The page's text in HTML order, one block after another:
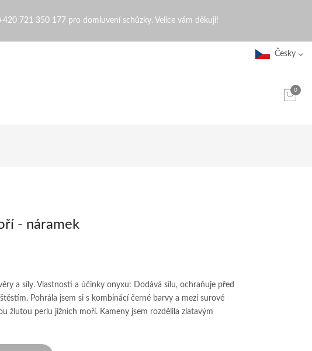
721 350 177 pro domluvení schůzky. Velice vám děkuji!
Česky
0
- náramek
a síly. Vlastnosti a účinky onyxu: Dodává sílu, ochraňuje před
Pohrála jsem si s kombinácí černé barvy a mezi surové
žlutou perlu jížních moří. Kameny jsem rozdělila zlatavým